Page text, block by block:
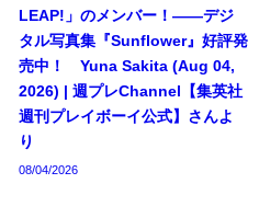
LEAP!」のメンバー！――デジ
タル写真集『Sunflower』好評発
売中！ Yuna Sakita (Aug 04,
2026) | 週プレChannel【集英社
週刊プレイボーイ公式】さんよ
り
08/04/2026